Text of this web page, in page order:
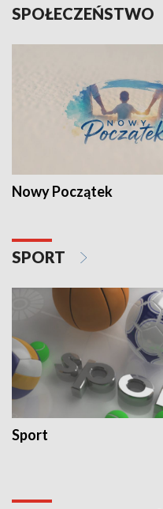
SPOŁECZEŃSTWO
Nowy Początek
SPORT
Sport